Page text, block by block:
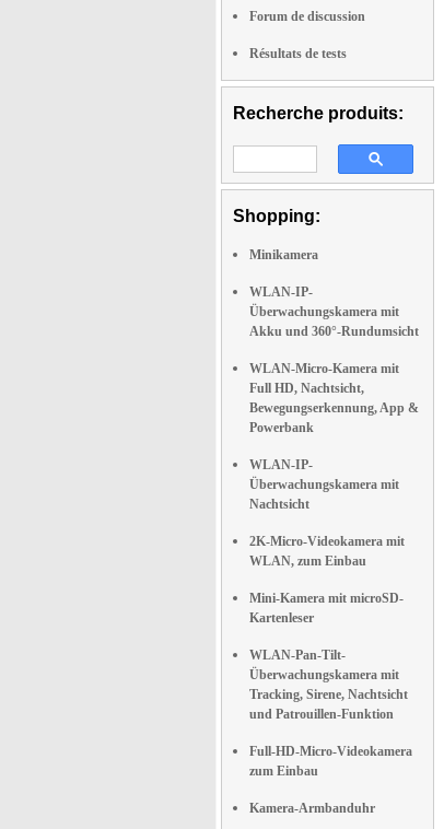
Forum de discussion
Résultats de tests
Recherche produits:
Shopping:
Minikamera
WLAN-IP-
Überwachungskamera mit
Akku und 360°-Rundumsicht
WLAN-Micro-Kamera mit
Full HD, Nachtsicht,
Bewegungserkennung, App &
Powerbank
WLAN-IP-
Überwachungskamera mit
Nachtsicht
2K-Micro-Videokamera mit
WLAN, zum Einbau
Mini-Kamera mit microSD-
Kartenleser
WLAN-Pan-Tilt-
Überwachungskamera mit
Tracking, Sirene, Nachtsicht
und Patrouillen-Funktion
Full-HD-Micro-Videokamera
zum Einbau
Kamera-Armbanduhr